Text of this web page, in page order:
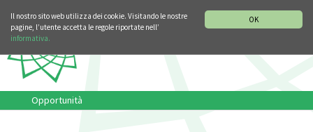
OK
Il nostro sito web utilizza dei cookie. Visitando le nostre
pagine, l’utente accetta le regole riportate nell’
informativa.
Opportunità